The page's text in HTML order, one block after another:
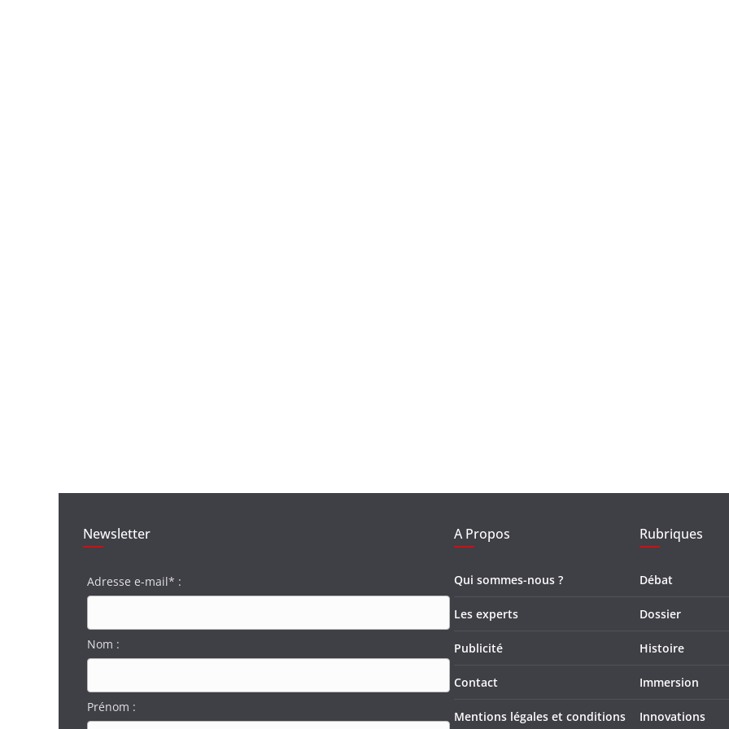
Newsletter
Adresse e-mail* :
Nom :
Prénom :
A Propos
Qui sommes-nous ?
Les experts
Publicité
Contact
Mentions légales et conditions
Rubriques
Débat
Dossier
Histoire
Immersion
Innovations